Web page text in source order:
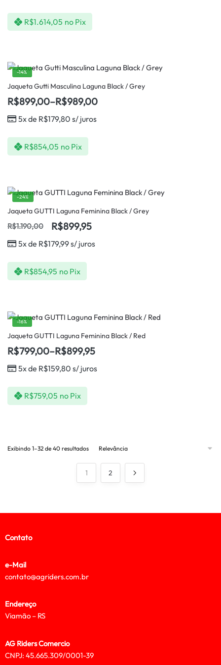
R$1.614,05 no Pix
-14%
Jaqueta Gutti Masculina Laguna Black / Grey
R$899,00–R$989,00
5x de R$179,80 s/ juros
R$854,05 no Pix
-24%
Jaqueta GUTTI Laguna Feminina Black / Grey
R$1.190,00 R$899,95
5x de R$179,99s/ juros
R$854,95 no Pix
-16%
Jaqueta GUTTI Laguna Feminina Black / Red
R$799,00–R$899,95
5x de R$159,80 s/ juros
R$759,05 no Pix
Exibindo 1–32 de 40 resultados
1 2
Contato
e-Mail
contato@agriders.com.br
Endereço
Viamão – RS
AG Riders Comercio
CNPJ: 45.665.309/0001-39